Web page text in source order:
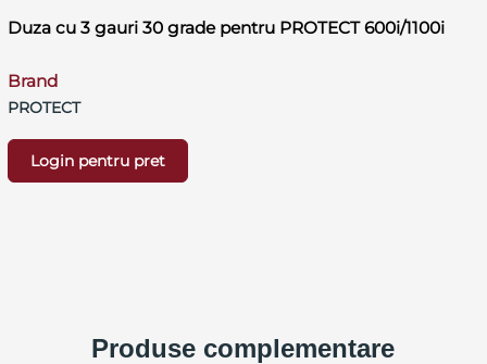
Duza cu 3 gauri 30 grade pentru PROTECT 600i/1100i
Brand
PROTECT
Login pentru pret
Produse complementare